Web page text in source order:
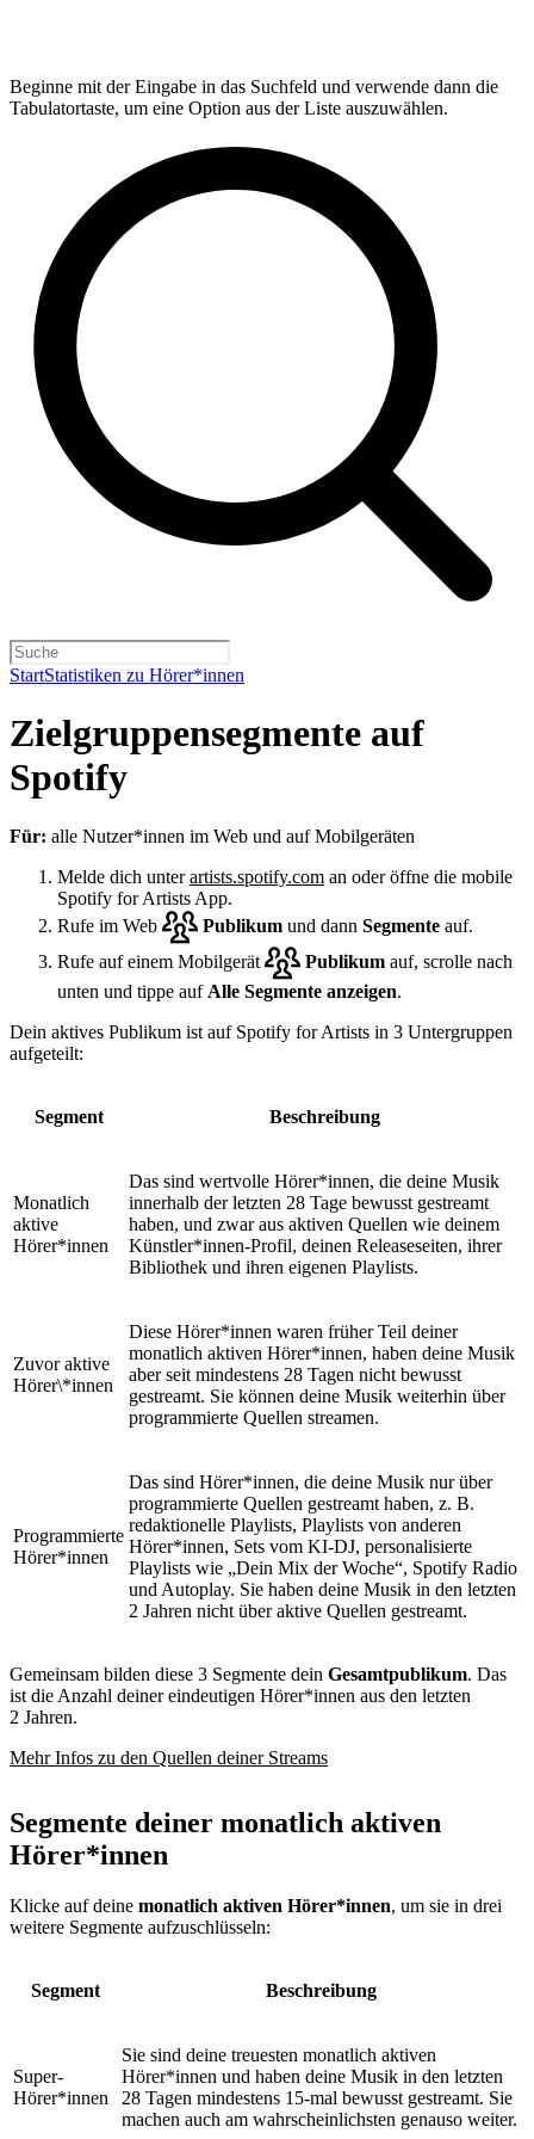
Beginne mit der Eingabe in das Suchfeld und verwende dann die
Tabulatortaste, um eine Option aus der Liste auszuwählen.
StartStatistiken zu Hörer*innen
Zielgruppensegmente auf
Spotify
Für: alle Nutzer*innen im Web und auf Mobilgeräten
Melde dich unterartists.spotify.com an oder öffne die mobile
Spotify for Artists App.
Rufe im Web
Publikum und dann Segmente auf.
Rufe auf einem Mobilgerät
Publikum auf, scrolle nach
unten und tippe auf Alle Segmente anzeigen.
Dein aktives Publikum ist auf Spotify for Artists in 3 Untergruppen
aufgeteilt:
Segment Beschreibung
Monatlich
aktive
Hörer*innen
Das sind wertvolle Hörer*innen, die deine Musik
innerhalb der letzten 28 Tage bewusst gestreamt
haben, und zwar aus aktiven Quellen wie deinem
Künstler*innen-Profil, deinen Releaseseiten, ihrer
Bibliothek und ihren eigenen Playlists.
Zuvor aktive
Hörer\*innen
Diese Hörer*innen waren früher Teil deiner
monatlich aktiven Hörer*innen, haben deine Musik
aber seit mindestens 28 Tagen nicht bewusst
gestreamt. Sie können deine Musik weiterhin über
programmierte Quellen streamen.
Programmierte
Hörer*innen
Das sind Hörer*innen, die deine Musik nur über
programmierte Quellen gestreamt haben, z. B.
redaktionelle Playlists, Playlists von anderen
Hörer*innen, Sets vom KI-DJ, personalisierte
Playlists wie „Dein Mix der Woche“, Spotify Radio
und Autoplay. Sie haben deine Musik in den letzten
2 Jahren nicht über aktive Quellen gestreamt.
Gemeinsam bilden diese 3 Segmente dein Gesamtpublikum. Das
ist die Anzahl deiner eindeutigen Hörer*innen aus den letzten
2 Jahren.
Mehr Infos zu den Quellen deiner Streams
Segmente deiner monatlich aktiven
Hörer*innen
Klicke auf deine monatlich aktiven Hörer*innen, um sie in drei
weitere Segmente aufzuschlüsseln:
Segment Beschreibung
Super-
Hörer*innen
Sie sind deine treuesten monatlich aktiven
Hörer*innen und haben deine Musik in den letzten
28 Tagen mindestens 15-mal bewusst gestreamt. Sie
machen auch am wahrscheinlichsten genauso weiter.